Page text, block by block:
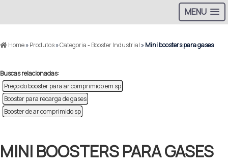
MENU
Home»Produtos»Categoria - Booster Industrial »Mini boosters para gases
Buscas relacionadas:
Preço do booster para ar comprimido em sp
Booster para recarga de gases
Booster de ar comprimido sp
MINI BOOSTERS PARA GASES